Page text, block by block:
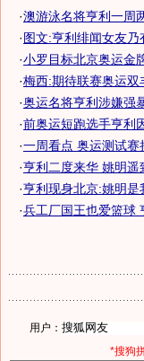
·澳游泳名将亨利一周
·图文:亨利绯闻女友
·小罗目标北京奥运金
·梅西:期待联赛奥运双
·奥运名将亨利涉嫌强
·前奥运短跑选手亨利
·一周看点 奥运测试
·亨利二度来华 姚明遥
·亨利现身北京:姚明是
·兵工厂国王也爱篮球
用户：
*搜狗